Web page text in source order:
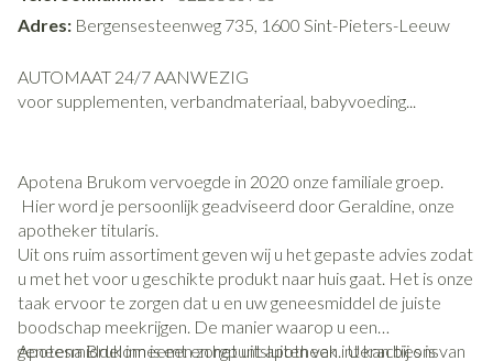
Adres: Bergensesteenweg 735, 1600 Sint-Pieters-Leeuw
AUTOMAAT 24/7 AANWEZIG
voor supplementen, verbandmateriaal, babyvoeding...
Apotena Brukom vervoegde in 2020 onze familiale groep.
Hier word je persoonlijk geadviseerd door Geraldine, onze
apotheker titularis.
Uit ons ruim assortiment geven wij u het gepaste advies zodat
u met het voor u geschikte produkt naar huis gaat. Het is onze
taak ervoor te zorgen dat u en uw geneesmiddel de juiste
boodschap meekrijgen. De manier waarop u een
geneesmiddel inneemt en het uitsluiten van interacties is van
Apotena Brukom is een zorgpunt apotheek. U kan bij ons